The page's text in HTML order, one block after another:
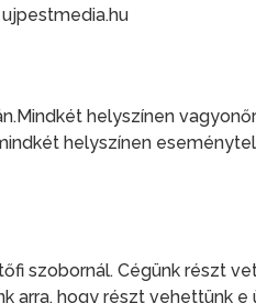
helyszínen
helyszínen
szobornál. Cégünk részt
arra, hogy részt vehettünk